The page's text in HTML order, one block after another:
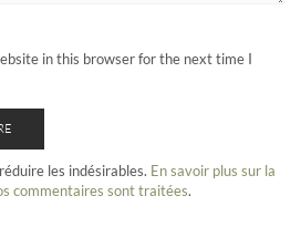
in this browser for the next time I
les indésirables. En savoir plus sur la
commentaires sont traitées.